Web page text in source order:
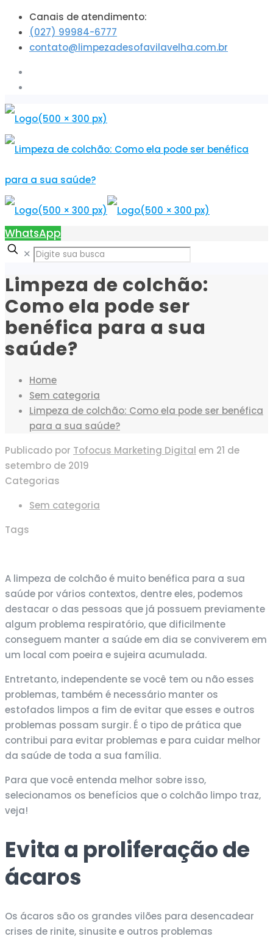
Canais de atendimento:
(027) 99984-6777
contato@limpezadesofavilavelha.com.br
WhatsApp
✕
Limpeza de colchão:
Como ela pode ser
benéfica para a sua
saúde?
Home
Sem categoria
Limpeza de colchão: Como ela pode ser benéfica
para a sua saúde?
Publicado por Tofocus Marketing Digital em 21 de
setembro de 2019
Categorias
Sem categoria
Tags
A limpeza de colchão é muito benéfica para a sua
saúde por vários contextos, dentre eles, podemos
destacar o das pessoas que já possuem previamente
algum problema respiratório, que dificilmente
conseguem manter a saúde em dia se conviverem em
um local com poeira e sujeira acumulada.
Entretanto, independente se você tem ou não esses
problemas, também é necessário manter os
estofados limpos a fim de evitar que esses e outros
problemas possam surgir. É o tipo de prática que
contribui para evitar problemas e para cuidar melhor
da saúde de toda a sua família.
Para que você entenda melhor sobre isso,
selecionamos os benefícios que o colchão limpo traz,
veja!
Evita a proliferação de
ácaros
Os ácaros são os grandes vilões para desencadear
crises de rinite, sinusite e outros problemas